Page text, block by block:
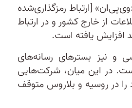
[ارتباط رمزگذاری‌شده
از خارج کشور و در ارتباط
افزایش یافته است.
و نیز بسترهای رسانه‌های
در این میان، شرکت‌هایی
در روسیه و بلاروس متوقف